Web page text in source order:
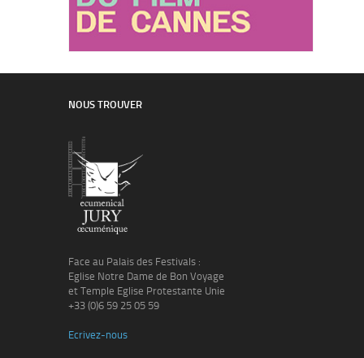
NOUS TROUVER
Face au Palais des Festivals :
Eglise Notre Dame de Bon Voyage
et Temple Eglise Protestante Unie
+33 (0)6 59 25 05 59
Ecrivez-nous